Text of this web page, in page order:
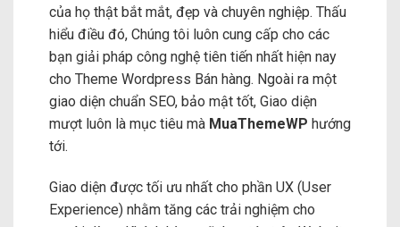
của họ thật bắt mắt, đẹp và chuyên nghiệp. Thấu
hiểu điều đó, Chúng tôi luôn cung cấp cho các
bạn giải pháp công nghệ tiên tiến nhất hiện nay
cho Theme Wordpress Bán hàng. Ngoài ra một
giao diện chuẩn SEO, bảo mật tốt, Giao diện
mượt luôn là mục tiêu mà MuaThemeWP hướng
tới.
Giao diện được tối ưu nhất cho phần UX (User
Experience) nhằm tăng các trải nghiệm cho